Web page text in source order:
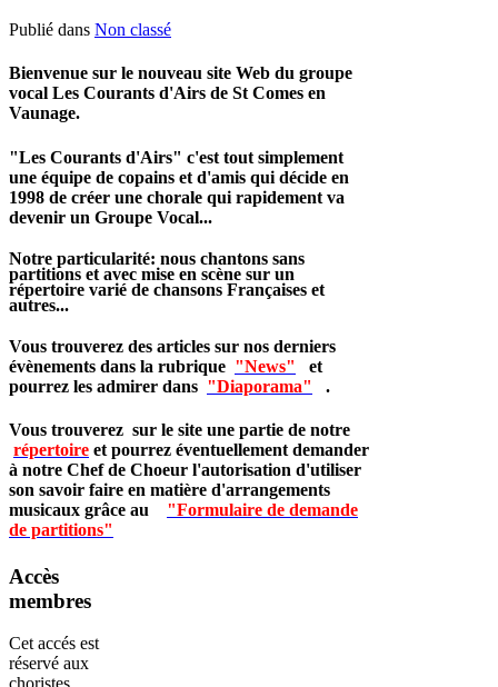
Publié dans Non classé
Bienvenue sur le nouveau site Web du groupe
vocal Les Courants d'Airs de St Comes en
Vaunage.
"Les Courants d'Airs" c'est tout simplement
une équipe de copains et d'amis qui décide en
1998 de créer une chorale qui rapidement va
devenir un Groupe Vocal...
Notre particularité: nous chantons sans
partitions et avec mise en scène sur un
répertoire varié de chansons Françaises et
autres...
Vous trouverez des articles sur nos derniers
évènements dans la rubrique "News"
et
pourrez les admirer dans "Diaporama" .
Vous trouverez sur le site une partie de notre
répertoire et pourrez éventuellement demander
à notre Chef de Choeur l'autorisation d'utiliser
son savoir faire en matière d'arrangements
musicaux grâce au
"Formulaire de demande
de partitions"
Accès
membres
Cet accés est
réservé aux